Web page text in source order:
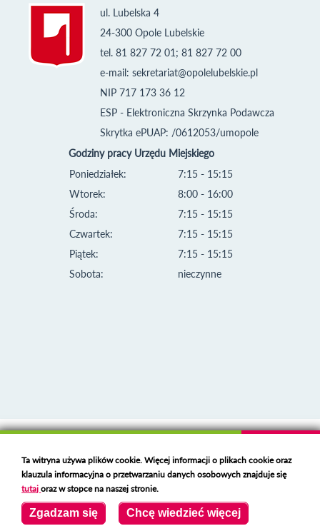
ul. Lubelska 4
24-300 Opole Lubelskie
tel. 81 827 72 01; 81 827 72 00
e-mail: sekretariat@opolelubelskie.pl
NIP 717 173 36 12
ESP - Elektroniczna Skrzynka Podawcza
Skrytka ePUAP: /0612053/umopole
Godziny pracy Urzędu Miejskiego
Poniedziałek:
Wtorek:
Środa:
Czwartek:
Piątek:
Sobota:
7:15 - 15:15
8:00 - 16:00
7:15 - 15:15
7:15 - 15:15
7:15 - 15:15
nieczynne
Deklaracja dostępności
Polski serwer RBLhttps://polspam.pl/
Copyright 2023 Urząd Miejski w Opolu Lubelskim
Created byVOBACOM Odnośnik otworzy się w nowym oknie
Ta witryna używa plików cookie. Więcej informacji o plikach cookie oraz
klauzula informacyjna o przetwarzaniu danych osobowych znajduje się
tutajoraz w stopce na naszej stronie.
Zgadzam się Chcę wiedzieć więcej